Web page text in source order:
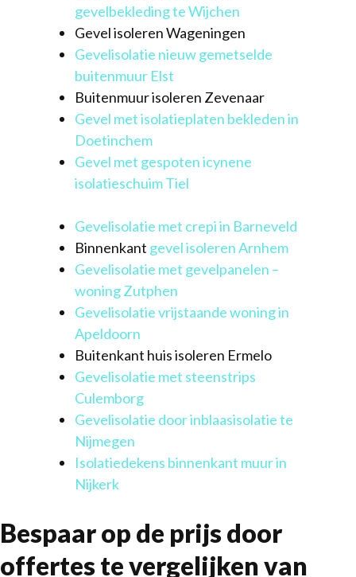
gevelbekleding te Wijchen
Gevel isoleren Wageningen
Gevelisolatie nieuw gemetselde
buitenmuur Elst
Buitenmuur isoleren Zevenaar
Gevel met isolatieplaten bekleden in
Doetinchem
Gevel met gespoten icynene
isolatieschuim Tiel
Gevelisolatie met crepi in Barneveld
Binnenkant gevel isoleren Arnhem
Gevelisolatie met gevelpanelen –
woning Zutphen
Gevelisolatie vrijstaande woning in
Apeldoorn
Buitenkant huis isoleren Ermelo
Gevelisolatie met steenstrips
Culemborg
Gevelisolatie door inblaasisolatie te
Nijmegen
Isolatiedekens binnenkant muur in
Nijkerk
Bespaar op de prijs door
offertes te vergelijken van